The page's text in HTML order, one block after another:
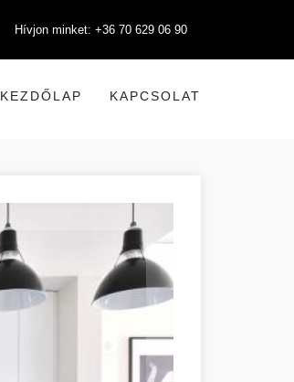
Hívjon minket: +36 70 629 06 90
KEZDŐLAP KAPCSOLAT